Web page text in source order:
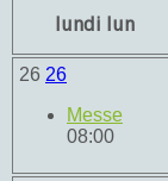
lundi lun
26 26
Messe
08:00